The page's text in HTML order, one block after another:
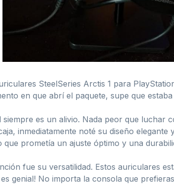
SteelSeries Arctis 1 para
en que abrí el paquete, supe que
es un alivio. Nada peor que luchar
inmediatamente noté su diseño
prometía un ajuste óptimo y una
fue su versatilidad. Estos auriculares
genial! No importa la consola que